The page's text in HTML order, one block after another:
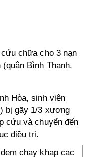
chữa cho 3 nạn
Bình Thạnh,
Hòa, sinh viên
bị gãy 1/3 xương
cứu và chuyển đến
điều trị.